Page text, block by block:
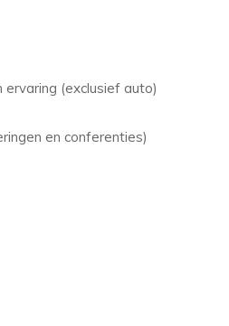
ervaring (exclusief auto)
en conferenties)